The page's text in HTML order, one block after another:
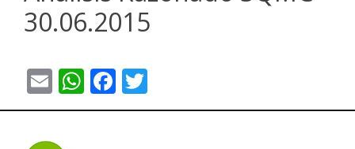
30.06.2015
EmailWhatsApp
Facebook